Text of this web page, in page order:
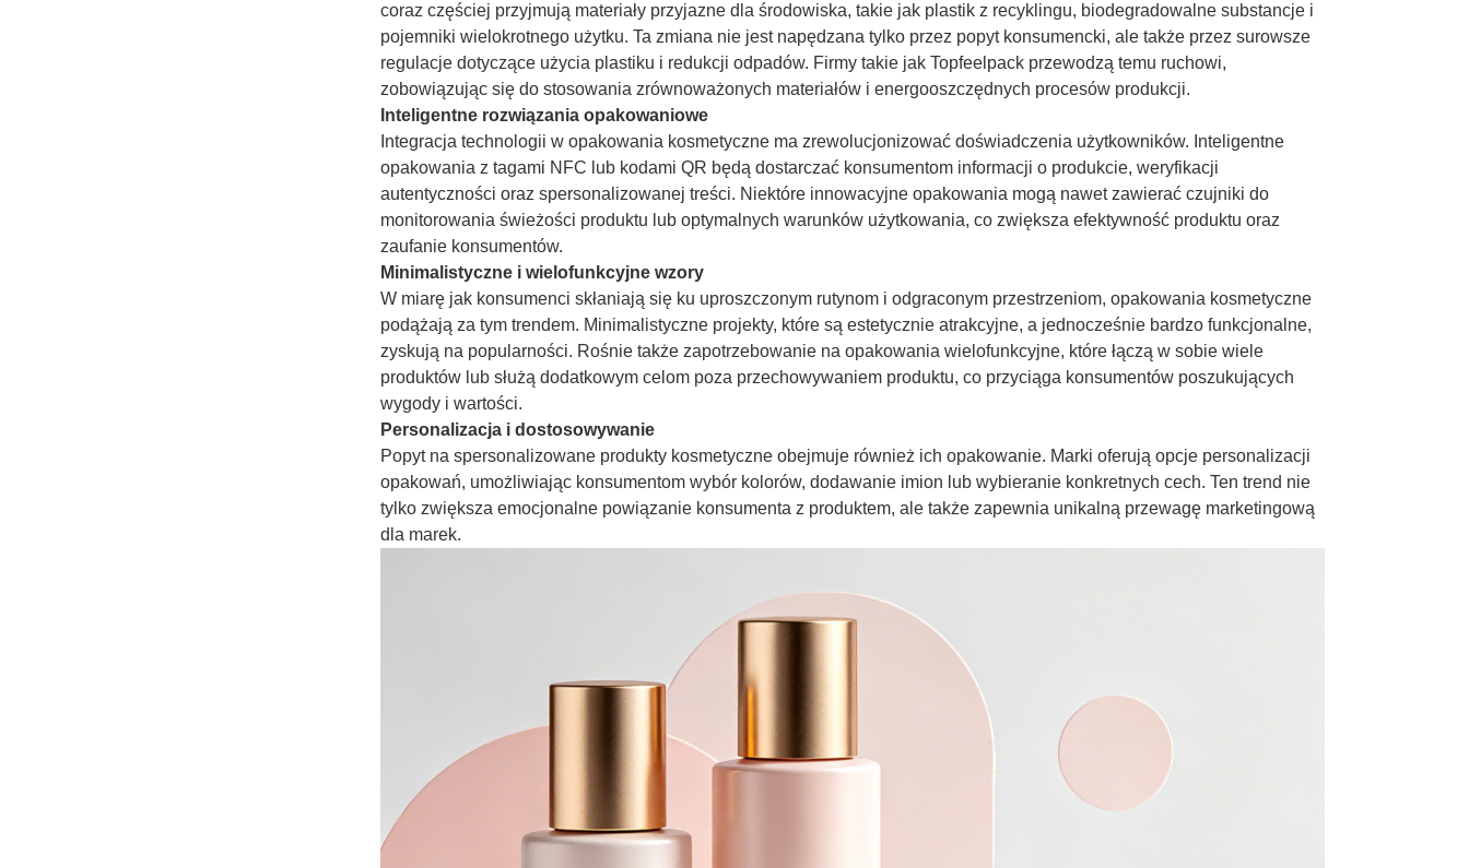
coraz częściej przyjmują materiały przyjazne dla środowiska, takie jak plastik z recyklingu, biodegradowalne substancje i
pojemniki wielokrotnego użytku. Ta zmiana nie jest napędzana tylko przez popyt konsumencki, ale także przez surowsze
regulacje dotyczące użycia plastiku i redukcji odpadów. Firmy takie jak Topfeelpack przewodzą temu ruchowi,
zobowiązując się do stosowania zrównoważonych materiałów i energooszczędnych procesów produkcji.
Inteligentne rozwiązania opakowaniowe
Integracja technologii w opakowania kosmetyczne ma zrewolucjonizować doświadczenia użytkowników. Inteligentne
opakowania z tagami NFC lub kodami QR będą dostarczać konsumentom informacji o produkcie, weryfikacji
autentyczności oraz spersonalizowanej treści. Niektóre innowacyjne opakowania mogą nawet zawierać czujniki do
monitorowania świeżości produktu lub optymalnych warunków użytkowania, co zwiększa efektywność produktu oraz
zaufanie konsumentów.
Minimalistyczne i wielofunkcyjne wzory
W miarę jak konsumenci skłaniają się ku uproszczonym rutynom i odgraconym przestrzeniom, opakowania kosmetyczne
podążają za tym trendem. Minimalistyczne projekty, które są estetycznie atrakcyjne, a jednocześnie bardzo funkcjonalne,
zyskują na popularności. Rośnie także zapotrzebowanie na opakowania wielofunkcyjne, które łączą w sobie wiele
produktów lub służą dodatkowym celom poza przechowywaniem produktu, co przyciąga konsumentów poszukujących
wygody i wartości.
Personalizacja i dostosowywanie
Popyt na spersonalizowane produkty kosmetyczne obejmuje również ich opakowanie. Marki oferują opcje personalizacji
opakowań, umożliwiając konsumentom wybór kolorów, dodawanie imion lub wybieranie konkretnych cech. Ten trend nie
tylko zwiększa emocjonalne powiązanie konsumenta z produktem, ale także zapewnia unikalną przewagę marketingową
dla marek.